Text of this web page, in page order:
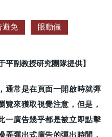
避免 眼動儀
平副教授研究團隊提供】
常是在頁面一開啟時就彈
覽來獲取視覺注意，但是，
一廣告幾乎都是被立即點擊
弄彈出式廣告的彈出時間，